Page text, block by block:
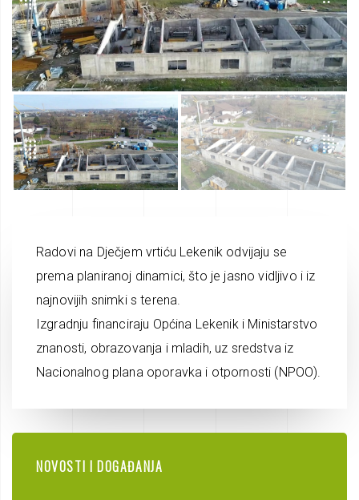
Radovi na Dječjem vrtiću Lekenik odvijaju se
prema planiranoj dinamici, što je jasno vidljivo i iz
najnovijih snimki s terena.
Izgradnju financiraju Općina Lekenik i Ministarstvo
znanosti, obrazovanja i mladih, uz sredstva iz
Nacionalnog plana oporavka i otpornosti (NPOO).
NOVOSTI I DOGAĐANJA